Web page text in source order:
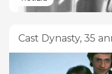
Cast Dynasty, 35